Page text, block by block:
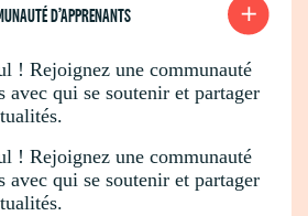
D’APPRENANTS
! Rejoignez une communauté
avec qui se soutenir et partager
! Rejoignez une communauté
avec qui se soutenir et partager